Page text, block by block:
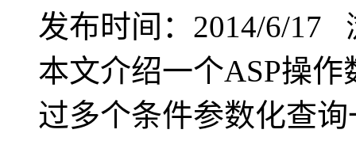
发布时间：2014/6/17
本文介绍一个ASP操
过多个条件参数化查